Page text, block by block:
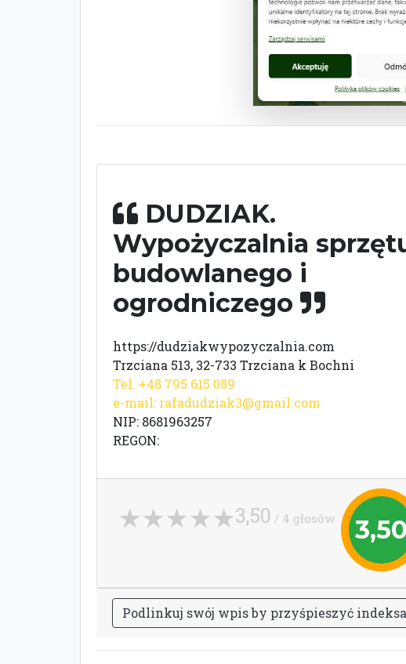
DUDZIAK.
Wypożyczalnia
budowlanego i
ogrodniczego
https://dudziakwypozyczalnia.com
Trzciana 513, 32-733 Trzciana k Bochni
Tel. +48 795 615 089
e-mail: rafadudziak3@gmail.com
NIP: 8681963257
REGON:
3,50
3,50 / 4 głosów
Podlinkuj swój wpisby przyśpieszyć indeksa